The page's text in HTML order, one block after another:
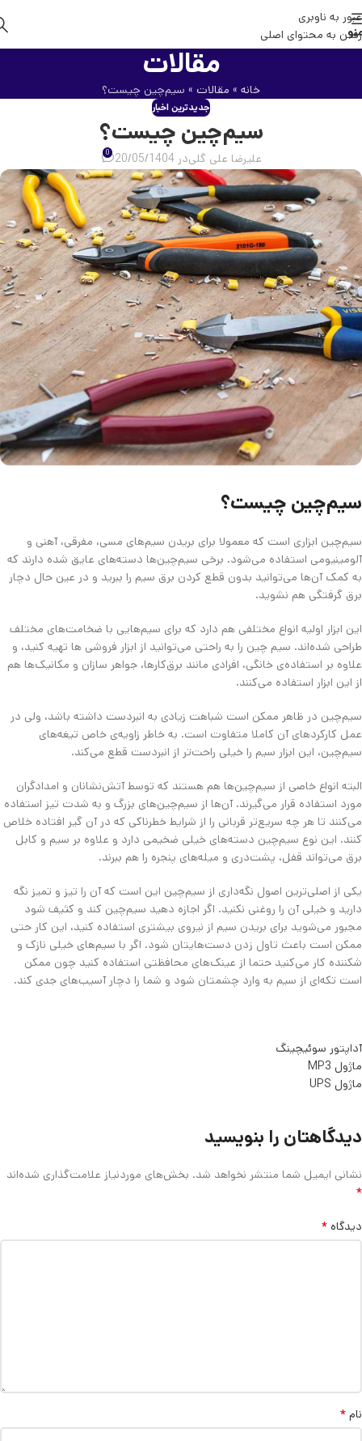
عبور به ناوبری
رفتن به محتوای اصلی
مقالات
خانه » مقالات » سیم‌چین چیست؟
جدیدترین اخبار
سیم‌چین چیست؟
علیرضا علی گلیدر 20/05/1404 0
سیم‌چین چیست؟
سیم‌چین ابزاری است که معمولا برای بریدن سیم‌های مسی، مفرقی، آهنی و
آلومینیومی استفاده می‌شود. برخی سیم‌چین‌ها دسته‌های عایق شده دارند که
به کمک آن‌ها می‌توانید بدون قطع کردن برق سیم را ببرید و در عین حال دچار
برق گرفتگی هم نشوید.
این ابزار اولیه انواع مختلفی هم دارد که برای سیم‌هایی با ضخامت‌های مختلف
طراحی شده‌اند. سیم چین را به راحتی می‌توانید از ابزار فروشی ها تهیه کنید، و
علاوه بر استفاده‌ی خانگی، افرادی مانند برق‌کار‌ها، جواهر سازان و مکانیک‌ها هم
از این ابزار استفاده می‌کنند.
سیم‌چین در ظاهر ممکن است شباهت زیادی به انبردست داشته باشد، ولی در
عمل کارکردهای آن کاملا متفاوت است. به خاطر زاویه‌ی خاص تیغه‌های
سیم‌چین، این ابزار سیم را خیلی راحت‌تر از انبردست قطع می‌کند.
البته انواع خاصی از سیم‌چین‌ها هم هستند که توسط آتش‌نشانان و امدادگران
مورد استفاده قرار می‌گیرند. آن‌ها از سیم‌چین‌های بزرگ و به شدت تیز استفاده
می‌کنند تا هر چه سریع‌تر قربانی را از شرایط خطرناکی که در آن گیر افتاده خلاص
کنند. این نوع سیم‌چین دسته‌های خیلی ضخیمی دارد و علاوه بر سیم و کابل
برق می‌تواند قفل، پشت‌دری و میله‌های پنجره را هم ببرند.
یکی از اصلی‌ترین اصول نگه‌داری از سیم‌چین این است که آن را تیز و تمیز نگه
دارید و خیلی آن را روغنی نکنید. اگر اجازه دهید سیم‌چین کند و کثیف شود
مجبور می‌شوید برای بریدن سیم از نیروی بیشتری استفاده کنید، این کار حتی
ممکن است باعث تاول زدن دست‌هایتان شود. اگر با سیم‌های خیلی نازک و
شکننده کار می‌کنید حتما از عینک‌های محافظتی استفاده کنید چون ممکن
است تکه‌ای از سیم به وارد چشمتان شود و شما را دچار آسیب‌های جدی کند.
آداپتور سوئیچینگ
ماژول MP3
ماژول UPS
دیدگاهتان را بنویسید
نشانی ایمیل شما منتشر نخواهد شد. بخش‌های موردنیاز علامت‌گذاری شده‌اند
*
دیدگاه *
نام *